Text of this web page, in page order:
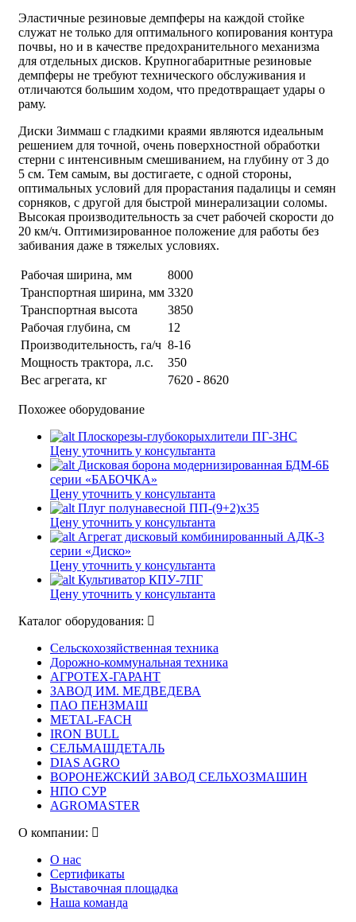
Эластичные резиновые демпферы на каждой стойке
служат не только для оптимального копирования контура
почвы, но и в качестве предохранительного механизма
для отдельных дисков. Крупногабаритные резиновые
демпферы не требуют технического обслуживания и
отличаются большим ходом, что предотвращает удары о
раму.
Диски Зиммаш с гладкими краями являются идеальным
решением для точной, очень поверхностной обработки
стерни с интенсивным смешиванием, на глубину от 3 до
5 см. Тем самым, вы достигаете, с одной стороны,
оптимальных условий для прорастания падалицы и семян
сорняков, с другой для быстрой минерализации соломы.
Высокая производительность за счет рабочей скорости до
20 км/ч. Оптимизированное положение для работы без
забивания даже в тяжелых условиях.
Рабочая ширина, мм
8000
Транспортная ширина, мм 3320
Транспортная высота
3850
Рабочая глубина, см
12
Производительность, га/ч 8-16
Мощность трактора, л.с.
350
Вес агрегата, кг
7620 - 8620
Похожее оборудование
Плоскорезы-глубокорыхлители ПГ-3НС
Цену уточнить у консультанта
Дисковая борона модернизированная БДМ-6Б
серии «БАБОЧКА»
Цену уточнить у консультанта
Плуг полунавесной ПП-(9+2)х35
Цену уточнить у консультанта
Агрегат дисковый комбинированный АДК-3
серии «Диско»
Цену уточнить у консультанта
Культиватор КПУ-7ПГ
Цену уточнить у консультанта
Каталог оборудования:
Сельскохозяйственная техника
Дорожно-коммунальная техника
АГРОТЕХ-ГАРАНТ
ЗАВОД ИМ. МЕДВЕДЕВА
ПАО ПЕНЗМАШ
METAL-FACH
IRON BULL
СЕЛЬМАШДЕТАЛЬ
DIAS AGRO
ВОРОНЕЖСКИЙ ЗАВОД СЕЛЬХОЗМАШИН
НПО СУР
AGROMASTER
О компании:
О нас
Сертификаты
Выставочная площадка
Наша команда